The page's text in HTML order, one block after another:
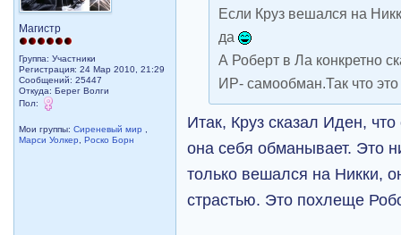
Магистр
Группа: Участники
Регистрация: 24 Мар 2010, 21:29
Сообщений: 25447
Откуда: Берег Волги
Пол:
Мои группы:Сиреневый мир
Марси Уолкер
,Роско Борн
Если Круз вешался на
да
А Роберт в Ла конкретно
ИР- самообман.Так что
Итак, Круз сказал Иден,
она себя обманывает. Это
только вешался на Никки,
страстью. Это похлеще